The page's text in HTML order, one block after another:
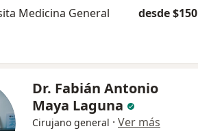
Medicina General desde $150
Dr. Fabián Antonio
Maya Laguna
Cirujano general · Ver más